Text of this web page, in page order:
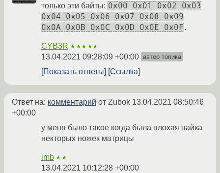
только эти байты: 0x00 0x01 0x02 0x03
0x04 0x05 0x06 0x07 0x08 0x09
0x0A 0x0B 0x0C 0x0D 0x0E 0x0F.
CYB3R ★★★★★
13.04.2021 09:28:09 +00:00 автор топика
Показать ответы Ссылка
Ответ на: комментарий от Zubok 13.04.2021 08:50:46
+00:00
у меня было такое когда была плохая пайка
некторых ножек матрицы
imb ★★
13.04.2021 10:12:28 +00:00